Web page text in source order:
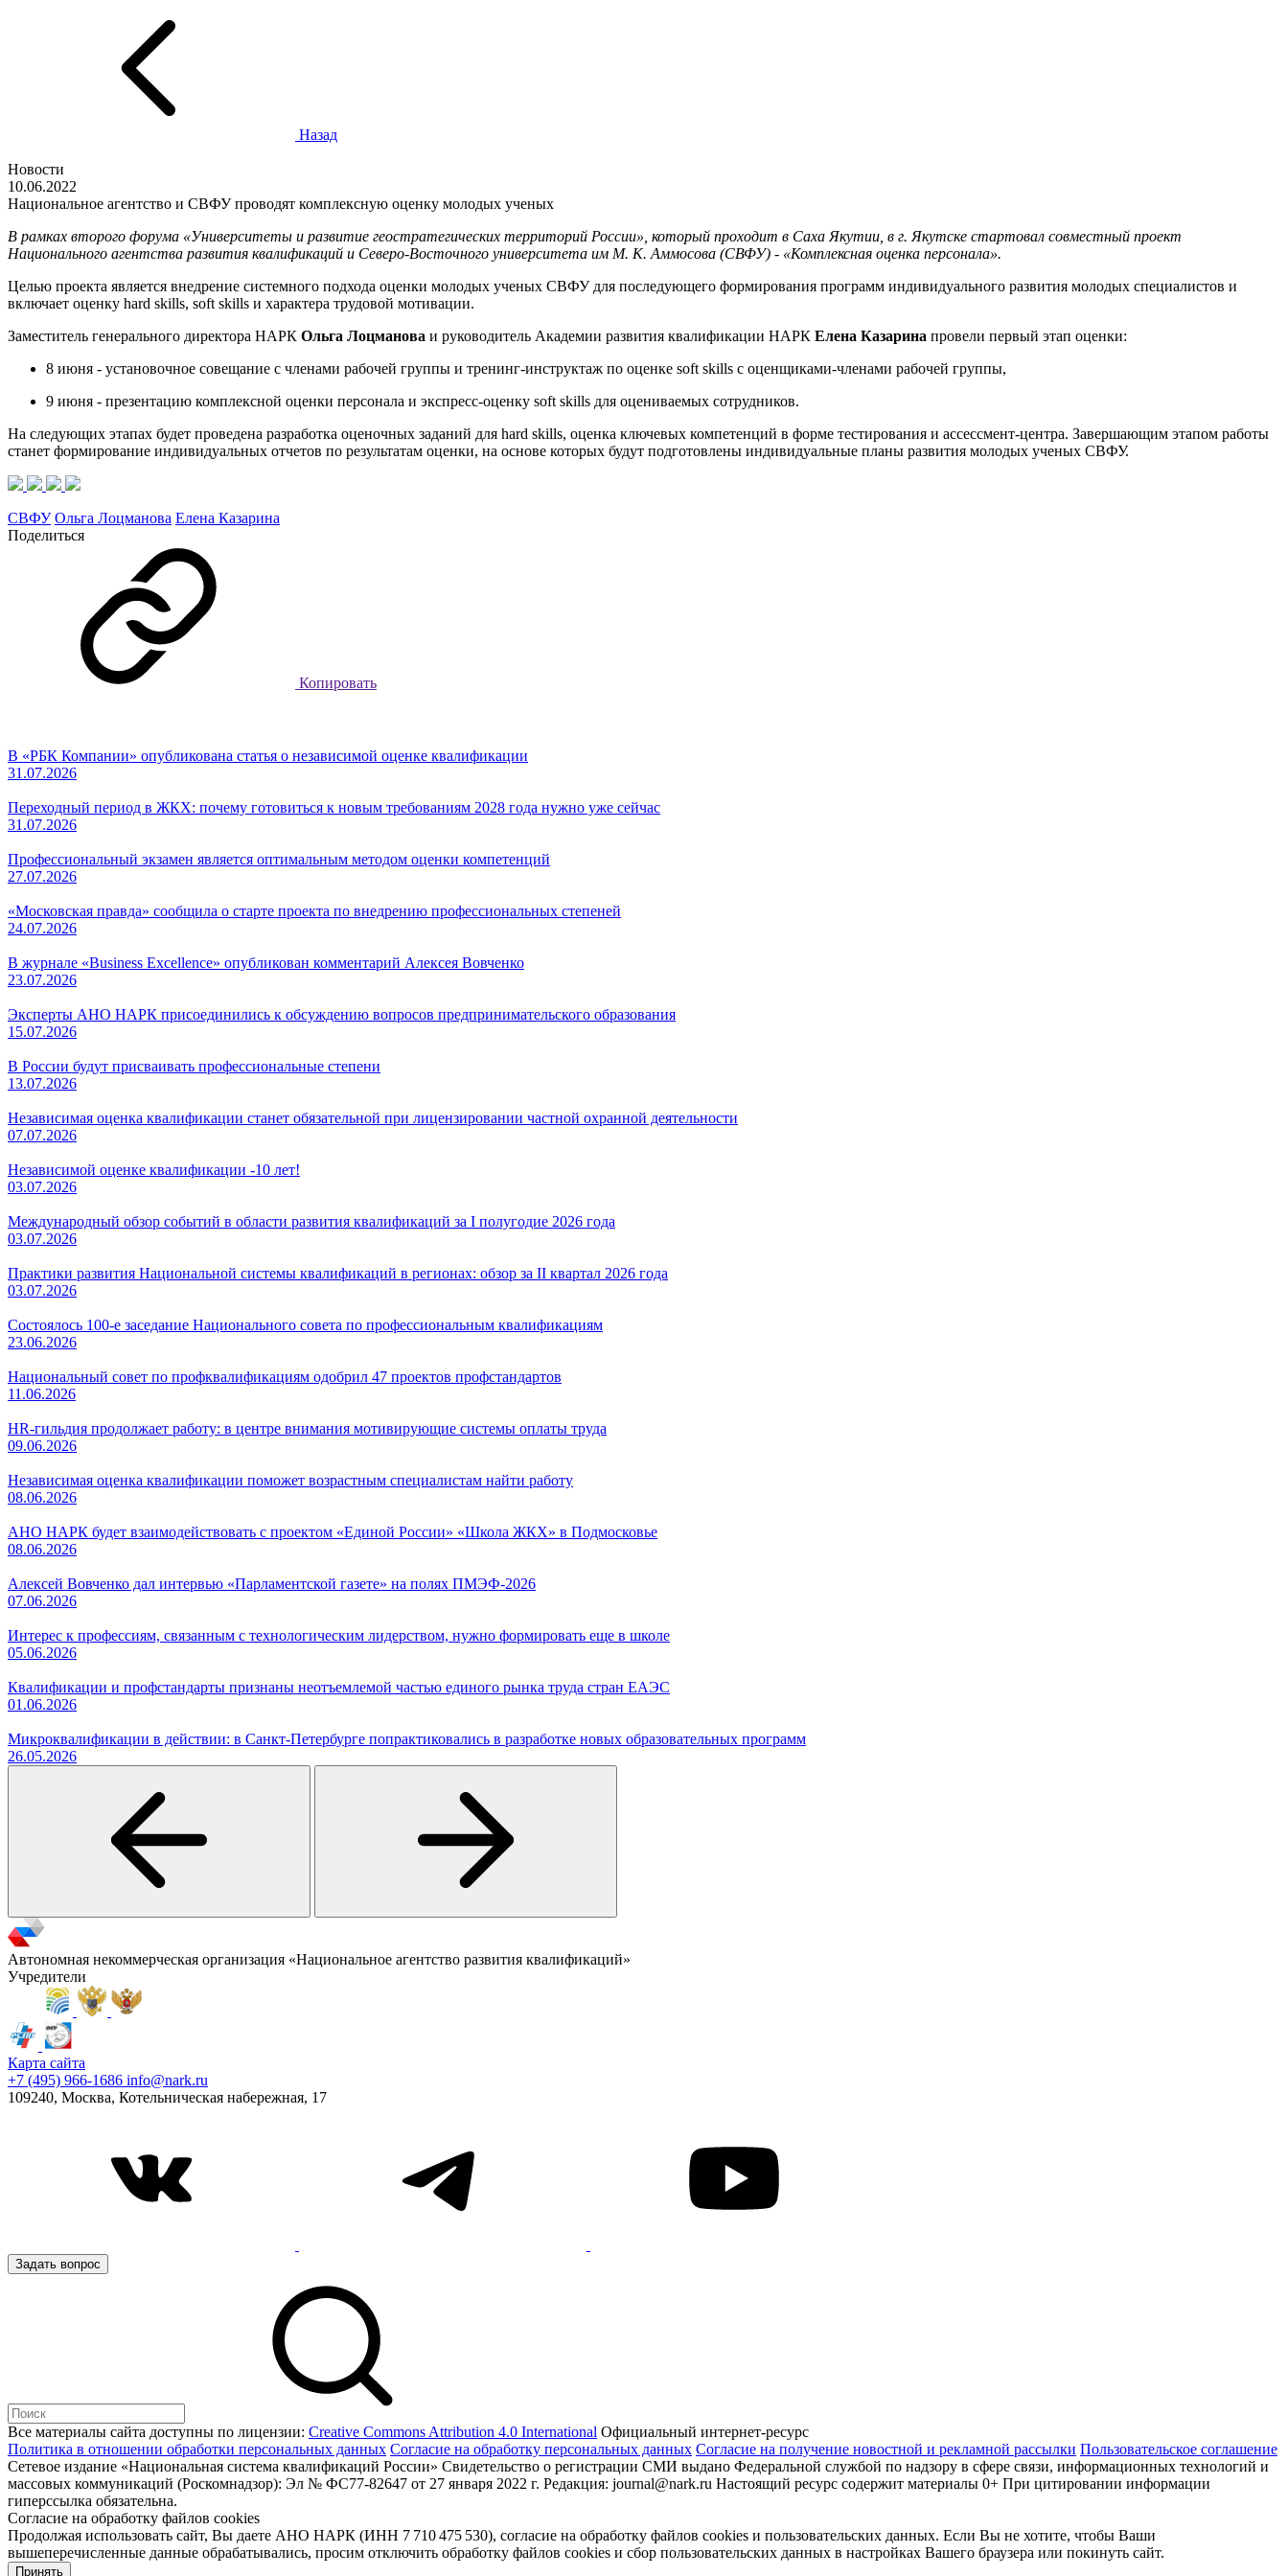
Назад
Новости
10.06.2022
Национальное агентство и СВФУ проводят комплексную оценку молодых ученых
В рамках второго форума «Университеты и развитие геостратегических территорий России», который проходит в Саха Якутии, в г. Якутске стартовал совместный проект
Национального агентства развития квалификаций и Северо-Восточного университета им М. К. Аммосова (СВФУ) - «Комплексная оценка персонала».
Целью проекта является внедрение системного подхода оценки молодых ученых СВФУ для последующего формирования программ индивидуального развития молодых специалистов и
включает оценку hard skills, soft skills и характера трудовой мотивации.
Заместитель генерального директора НАРК Ольга Лоцманова и руководитель Академии развития квалификации НАРК Елена Казарина провели первый этап оценки:
8 июня - установочное совещание с членами рабочей группы и тренинг-инструктаж по оценке soft skills с оценщиками-членами рабочей группы,
9 июня - презентацию комплексной оценки персонала и экспресс-оценку soft skills для оцениваемых сотрудников.
На следующих этапах будет проведена разработка оценочных заданий для hard skills, оценка ключевых компетенций в форме тестирования и ассессмент-центра. Завершающим этапом работы
станет формирование индивидуальных отчетов по результатам оценки, на основе которых будут подготовлены индивидуальные планы развития молодых ученых СВФУ.
СВФУ Ольга Лоцманова Елена Казарина
Поделиться
Копировать
В «РБК Компании» опубликована статья о независимой оценке квалификации
31.07.2026
Переходный период в ЖКХ: почему готовиться к новым требованиям 2028 года нужно уже сейчас
31.07.2026
Профессиональный экзамен является оптимальным методом оценки компетенций
27.07.2026
«Московская правда» сообщила о старте проекта по внедрению профессиональных степеней
24.07.2026
В журнале «Business Excellence» опубликован комментарий Алексея Вовченко
23.07.2026
Эксперты АНО НАРК присоединились к обсуждению вопросов предпринимательского образования
15.07.2026
В России будут присваивать профессиональные степени
13.07.2026
Независимая оценка квалификации станет обязательной при лицензировании частной охранной деятельности
07.07.2026
Независимой оценке квалификации -10 лет!
03.07.2026
Международный обзор событий в области развития квалификаций за I полугодие 2026 года
03.07.2026
Практики развития Национальной системы квалификаций в регионах: обзор за II квартал 2026 года
03.07.2026
Состоялось 100-е заседание Национального совета по профессиональным квалификациям
23.06.2026
Национальный совет по профквалификациям одобрил 47 проектов профстандартов
11.06.2026
HR-гильдия продолжает работу: в центре внимания мотивирующие системы оплаты труда
09.06.2026
Независимая оценка квалификации поможет возрастным специалистам найти работу
08.06.2026
АНО НАРК будет взаимодействовать с проектом «Единой России» «Школа ЖКХ» в Подмосковье
08.06.2026
Алексей Вовченко дал интервью «Парламентской газете» на полях ПМЭФ-2026
07.06.2026
Интерес к профессиям, связанным с технологическим лидерством, нужно формировать еще в школе
05.06.2026
Квалификации и профстандарты признаны неотъемлемой частью единого рынка труда стран ЕАЭС
01.06.2026
Микроквалификации в действии: в Санкт-Петербурге попрактиковались в разработке новых образовательных программ
26.05.2026
Автономная некоммерческая организация «Национальное агентство развития квалификаций»
Учредители
Карта сайта
+7 (495) 966-1686 info@nark.ru
109240, Москва, Котельническая набережная, 17
Задать вопрос
Все материалы сайта доступны по лицензии: Creative Commons Attribution 4.0 International Официальный интернет-ресурс
Политика в отношении обработки персональных данных Согласие на обработку персональных данных Согласие на получение новостной и рекламной рассылки Пользовательское соглашение
Сетевое издание «Национальная система квалификаций России» Свидетельство о регистрации СМИ выдано Федеральной службой по надзору в сфере связи, информационных технологий и
массовых коммуникаций (Роскомнадзор): Эл № ФС77-82647 от 27 января 2022 г. Редакция: journal@nark.ru Настоящий ресурс содержит материалы 0+ При цитировании информации
гиперссылка обязательна.
Согласие на обработку файлов cookies
Продолжая использовать сайт, Вы даете АНО НАРК (ИНН 7 710 475 530), согласие на обработку файлов cookies и пользовательских данных. Если Вы не хотите, чтобы Ваши
вышеперечисленные данные обрабатывались, просим отключить обработку файлов cookies и сбор пользовательских данных в настройках Вашего браузера или покинуть сайт.
Принять